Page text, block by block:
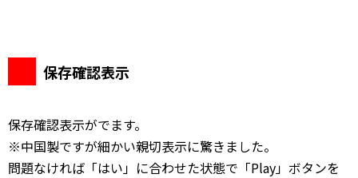
保存確認表示
保存確認表示がでます。
※中国製ですが細かい親切表示に驚きました。
問題なければ「はい」に合わせた状態で「Play」ボタンを